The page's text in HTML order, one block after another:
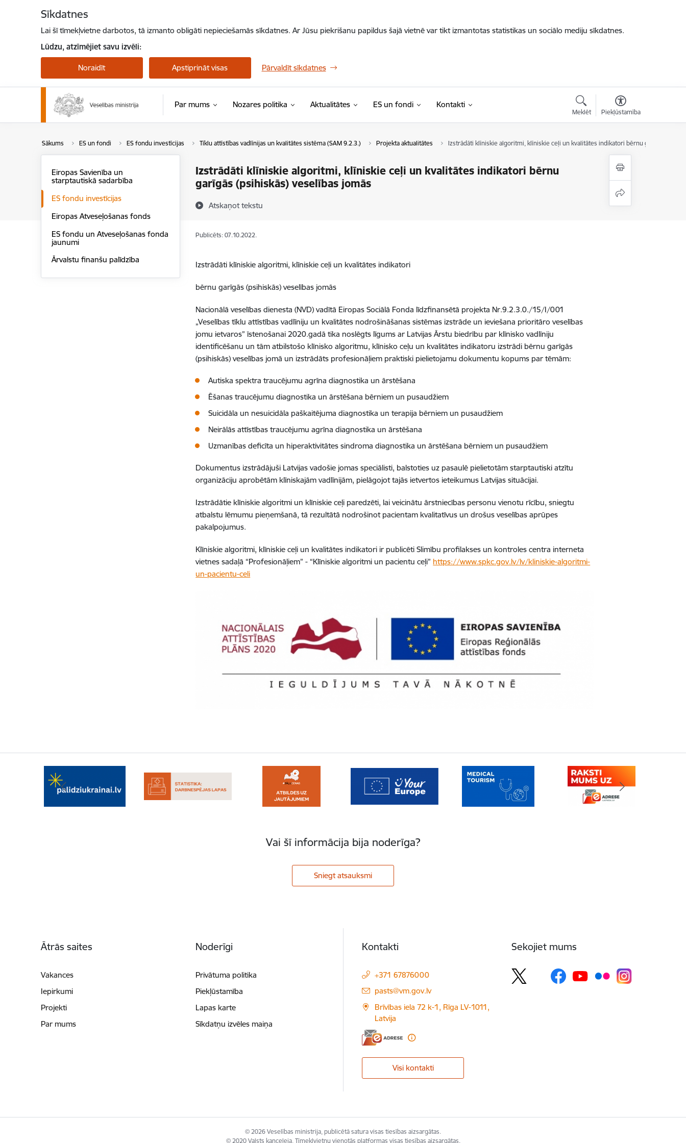
Sīkdatnes
Lai šī tīmekļvietne darbotos, tā izmanto obligāti nepieciešamās sīkdatnes. Ar Jūsu piekrišanu papildus šajā vietnē var tikt izmantotas statistikas un sociālo mediju sīkdatnes.
Lūdzu, atzīmējiet savu izvēli:
Noraidīt Apstiprināt visas Pārvaldīt sīkdatnes
Par mums Nozares politika Aktualitātes ES un fondi Kontakti
Meklēt Piekļūstamība
Sākums ES un fondi ES fondu investīcijas Tīklu attīstības vadlīnijas un kvalitātes sistēma (SAM 9.2.3.) Projekta aktualitātes Izstrādāti klīniskie algoritmi, klīniskie ceļi un kvalitātes indikatori bērnu garīgās
Izstrādāti klīniskie algoritmi, klīniskie ceļi un kvalitātes indikatori bērnu
garīgās (psihiskās) veselības jomās
Atskaņot tekstu
Eiropas Savienība un
starptautiskā sadarbība
ES fondu investīcijas
Eiropas Atveseļošanas fonds
ES fondu un Atveseļošanas fonda
jaunumi
Ārvalstu finanšu palīdzība
Publicēts: 07.10.2022.
Izstrādāti klīniskie algoritmi, klīniskie ceļi un kvalitātes indikatori
bērnu garīgās (psihiskās) veselības jomās
Nacionālā veselības dienesta (NVD) vadītā Eiropas Sociālā Fonda līdzfinansētā projekta Nr.9.2.3.0./15/I/001
„Veselības tīklu attīstības vadlīniju un kvalitātes nodrošināšanas sistēmas izstrāde un ieviešana prioritāro veselības
jomu ietvaros” īstenošanai 2020.gadā tika noslēgts līgums ar Latvijas Ārstu biedrību par klīnisko vadlīniju
identificēšanu un tām atbilstošo klīnisko algoritmu, klīnisko ceļu un kvalitātes indikatoru izstrādi bērnu garīgās
(psihiskās) veselības jomā un izstrādāts profesionāļiem praktiski pielietojamu dokumentu kopums par tēmām:
Autiska spektra traucējumu agrīna diagnostika un ārstēšana
Ēšanas traucējumu diagnostika un ārstēšana bērniem un pusaudžiem
Suicidāla un nesuicidāla paškaitējuma diagnostika un terapija bērniem un pusaudžiem
Neirālās attīstības traucējumu agrīna diagnostika un ārstēšana
Uzmanības deficīta un hiperaktivitātes sindroma diagnostika un ārstēšana bērniem un pusaudžiem
Dokumentus izstrādājuši Latvijas vadošie jomas speciālisti, balstoties uz pasaulē pielietotām starptautiski atzītu
organizāciju aprobētām klīniskajām vadlīnijām, pielāgojot tajās ietvertos ieteikumus Latvijas situācijai.
Izstrādātie klīniskie algoritmi un klīniskie ceļi paredzēti, lai veicinātu ārstniecības personu vienotu rīcību, sniegtu
atbalstu lēmumu pieņemšanā, tā rezultātā nodrošinot pacientam kvalitatīvus un drošus veselības aprūpes
pakalpojumus.
Klīniskie algoritmi, klīniskie ceļi un kvalitātes indikatori ir publicēti Slimību profilakses un kontroles centra interneta
vietnes sadaļā “Profesionāļiem” - “Klīniskie algoritmi un pacientu ceļi” https://www.spkc.gov.lv/lv/kliniskie-algoritmi-
un-pacientu-celi
Vai šī informācija bija noderīga?
Sniegt atsauksmi
Ātrās saites
Vakances
Iepirkumi
Projekti
Par mums
Noderīgi
Privātuma politika
Piekļūstamība
Lapas karte
Sīkdatņu izvēles maiņa
Kontakti
+371 67876000
E-pasts:
pasts@vm.gov.lv
Brīvības iela 72 k-1, Rīga LV-1011,
Latvija
Visi kontakti
Sekojiet mums
© 2026 Veselības ministrija, publicētā satura visas tiesības aizsargātas.
© 2020 Valsts kanceleja, Tīmekļvietņu vienotās platformas visas tiesības aizsargātas.